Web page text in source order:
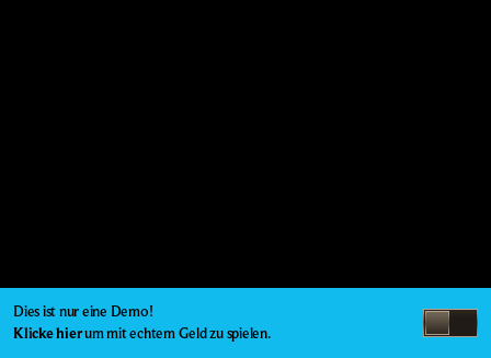
Dies ist nur eine Demo!
Klicke hierum mit echtem Geld zu spielen.